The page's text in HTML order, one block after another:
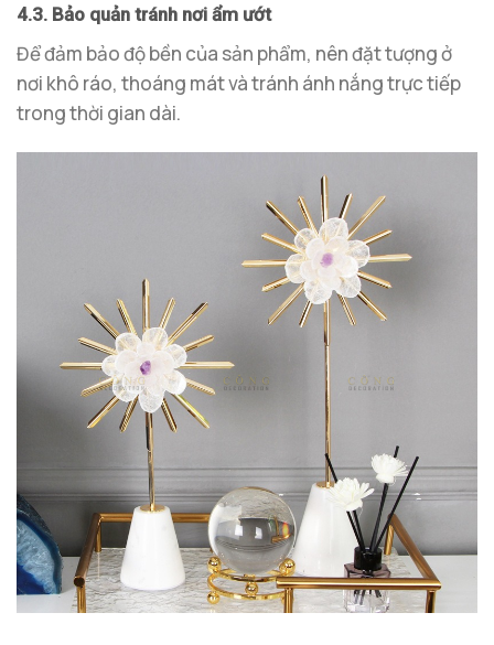
4.3. Bảo quản tránh nơi ẩm ướt
Để đảm bảo độ bền của sản phẩm, nên đặt tượng ở
nơi khô ráo, thoáng mát và tránh ánh nắng trực tiếp
trong thời gian dài.